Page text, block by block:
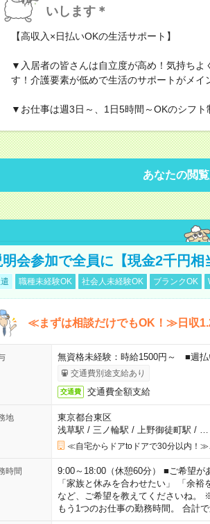
いします＊
【高収入×日払いOKの生活サポート】
▼入居者の皆さんは自立度が高め！気持ちよ
す！介護要素が低めで生活のサポートがメイ
▼お仕事は週3日～、1日5時間～OKのシフ
あなたの閲
明会参加で全員に【現金2千円
職種未経験OK 社会人未経験OK ブランクOK
≪まずは相談だけでもOK！≫日収
無資格未経験：時給1500円～ ■週
交通費別途支給あり
交通費 交通費全額支給
地
東京都台東区
浅草駅 / 三ノ輪駅 / 上野御徒町駅 /
≪自宅からドアtoドアで30分以内！≫
時間
9:00～18:00（休憩60分） ■ご希望
「家族と休みを合わせたい」 「余
など、ご希望を教えてくださいね。
もう1つのお仕事の勤務時間。 合計